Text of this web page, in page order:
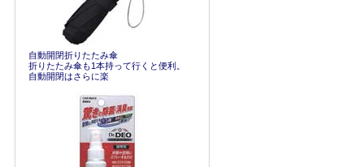
自動開閉折りたたみ傘
折りたたみ傘も1本持って行くと便利。
自動開閉はさらに楽